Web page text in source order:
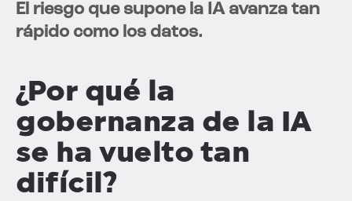
El riesgo que supone la IA avanza tan
rápido como los datos.
¿Por qué la
gobernanza de la IA
se ha vuelto tan
difícil?